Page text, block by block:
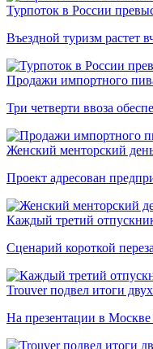
Турпоток в России
Въездной туризм растет
Продажи импортного
Три четверти ввоза
Женский менторский
Проект адресован
Каждый третий
Сценарий короткой
Trouver подвел итоги
На презентации в